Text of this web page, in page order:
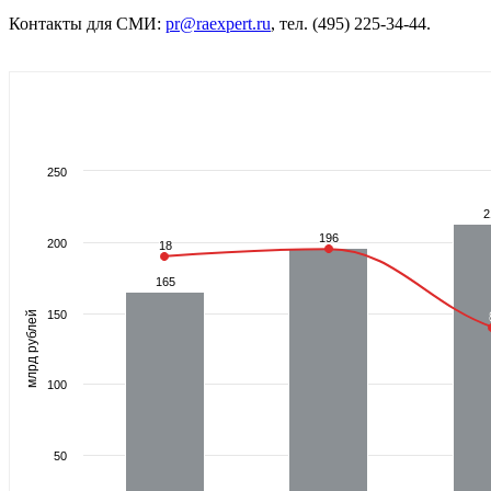
Контакты для СМИ: pr@raexpert.ru, тел. (495) 225-34-44.
млрд рублей
165
165
196
196
18
18
50
100
150
200
250